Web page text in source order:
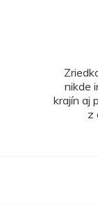
nikde
krajín aj
z